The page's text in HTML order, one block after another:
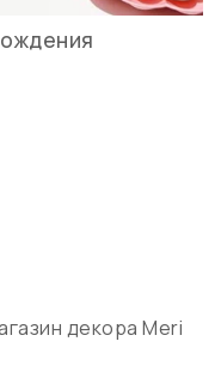
декора Meri